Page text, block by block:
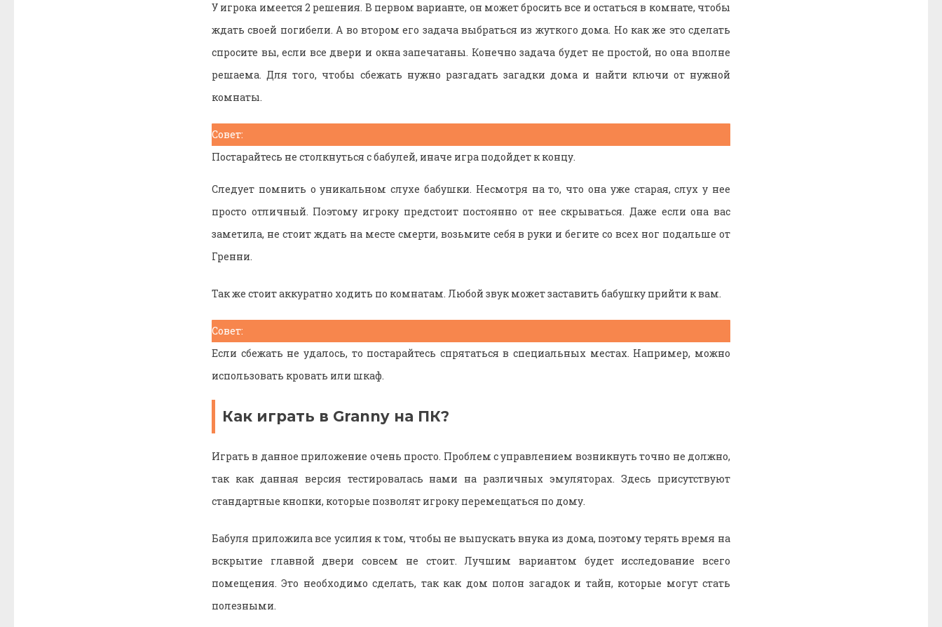
У игрока имеется 2 решения. В первом варианте, он может бросить все и остаться в комнате, чтобы
ждать своей погибели. А во втором его задача выбраться из жуткого дома. Но как же это сделать
спросите вы, если все двери и окна запечатаны. Конечно задача будет не простой, но она вполне
решаема. Для того, чтобы сбежать нужно разгадать загадки дома и найти ключи от нужной
комнаты.
Совет:
Постарайтесь не столкнуться с бабулей, иначе игра подойдет к концу.
Следует помнить о уникальном слухе бабушки. Несмотря на то, что она уже старая, слух у нее
просто отличный. Поэтому игроку предстоит постоянно от нее скрываться. Даже если она вас
заметила, не стоит ждать на месте смерти, возьмите себя в руки и бегите со всех ног подальше от
Гренни.
Так же стоит аккуратно ходить по комнатам. Любой звук может заставить бабушку прийти к вам.
Совет:
Если сбежать не удалось, то постарайтесь спрятаться в специальных местах. Например, можно
использовать кровать или шкаф.
Как играть в Granny на ПК?
Играть в данное приложение очень просто. Проблем с управлением возникнуть точно не должно,
так как данная версия тестировалась нами на различных эмуляторах. Здесь присутствуют
стандартные кнопки, которые позволят игроку перемещаться по дому.
Бабуля приложила все усилия к том, чтобы не выпускать внука из дома, поэтому терять время на
вскрытие главной двери совсем не стоит. Лучшим вариантом будет исследование всего
помещения. Это необходимо сделать, так как дом полон загадок и тайн, которые могут стать
полезными.